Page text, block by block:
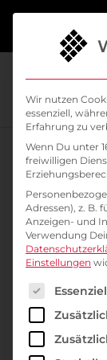
// SYSELEVEN
Jetzt
Kostenfreie
RAM und
Volume
Wir nutzen
essenziell,
Erfahrung zu
Wenn Du unter
freiwilligen
Adressen), z. B.
Anzeigen- und
Verwendung
Einstellungen
Es folgt